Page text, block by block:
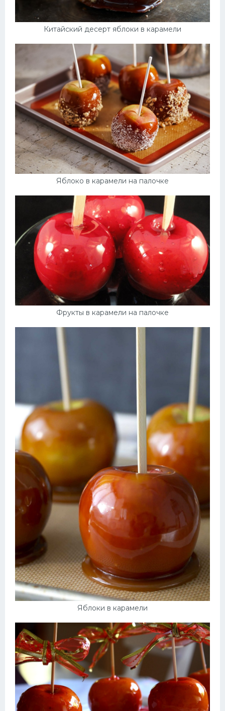
Китайский десерт яблоки в карамели
Яблоко в карамели на палочке
Фрукты в карамели на палочке
Яблоки в карамели